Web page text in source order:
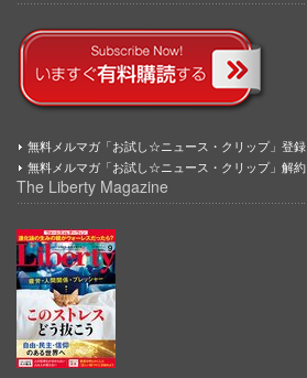
無料メルマガ「お試し☆ニュース・クリップ」登録
無料メルマガ「お試し☆ニュース・クリップ」解約
The Liberty Magazine